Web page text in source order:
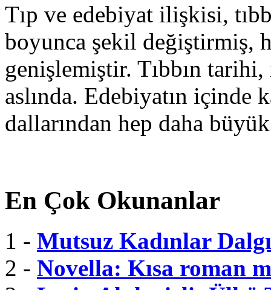
Tıp ve edebiyat ilişkisi,
boyunca şekil değiştirmiş,
genişlemiştir. Tıbbın
aslında. Edebiyatın içinde
dallarından hep daha
En Çok Okunanlar
1 - Mutsuz Kadınlar
2 - Novella: Kısa roman